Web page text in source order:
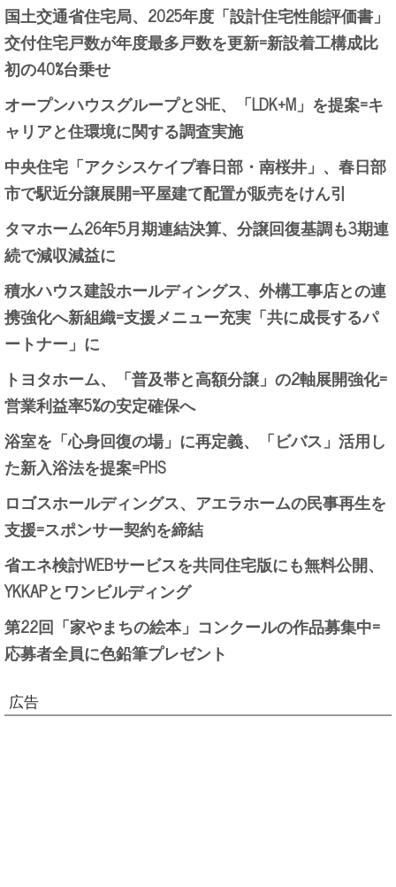
国土交通省住宅局、2025年度「設計住宅性能評価書」
交付住宅戸数が年度最多戸数を更新=新設着工構成比
初の40%台乗せ
オープンハウスグループとSHE、「LDK+M」を提案=キ
ャリアと住環境に関する調査実施
中央住宅「アクシスケイプ春日部・南桜井」、春日部
市で駅近分譲展開=平屋建て配置が販売をけん引
タマホーム26年5月期連結決算、分譲回復基調も3期連
続で減収減益に
積水ハウス建設ホールディングス、外構工事店との連
携強化へ新組織=支援メニュー充実「共に成長するパ
ートナー」に
トヨタホーム、「普及帯と高額分譲」の2軸展開強化=
営業利益率5%の安定確保へ
浴室を「心身回復の場」に再定義、「ビバス」活用し
た新入浴法を提案=PHS
ロゴスホールディングス、アエラホームの民事再生を
支援=スポンサー契約を締結
省エネ検討WEBサービスを共同住宅版にも無料公開、
YKKAPとワンビルディング
第22回「家やまちの絵本」コンクールの作品募集中=
応募者全員に色鉛筆プレゼント
広告